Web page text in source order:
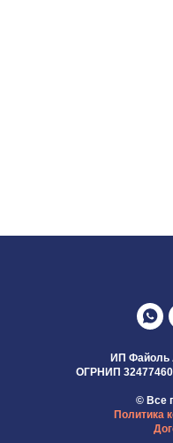
ИП Файоль
ОГРНИП
© Все
Политика